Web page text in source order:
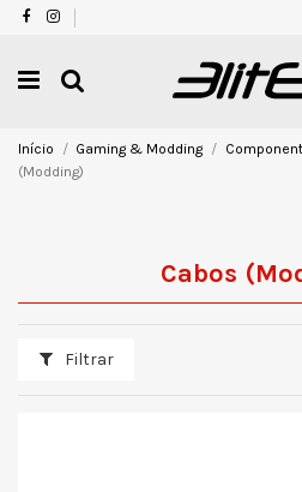
Início Gaming & Modding
(Modding)
Cabos
Filtrar